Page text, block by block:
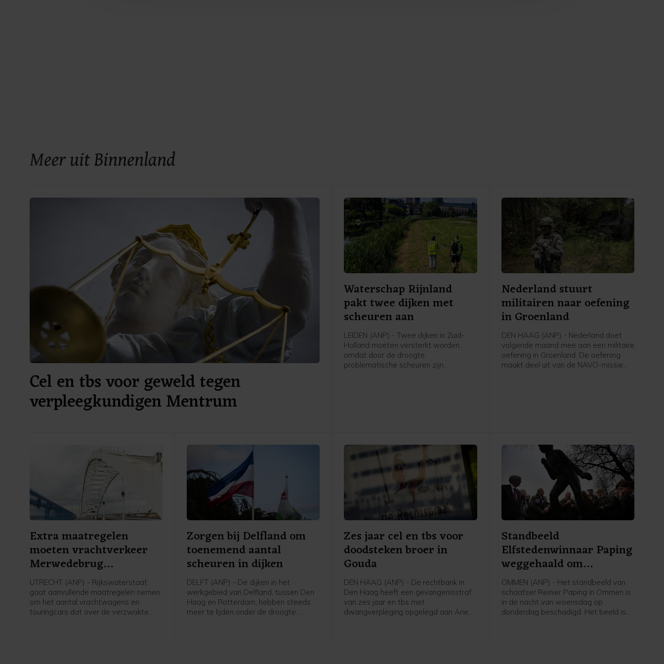
Meer uit Binnenland
Cel en tbs voor geweld tegen
verpleegkundigen Mentrum
Waterschap Rijnland
pakt twee dijken met
scheuren aan
LEIDEN (ANP) - Twee dijken in Zuid-
Holland moeten versterkt worden,
omdat door de droogte
problematische scheuren zijn
Nederland stuurt
militairen naar oefening
in Groenland
DEN HAAG (ANP) - Nederland doet
volgende maand mee aan een militaire
oefening in Groenland. De oefening
maakt deel uit van de NAVO-missie
Extra maatregelen
moeten vrachtverkeer
Merwedebrug
terugdringen
UTRECHT (ANP) - Rijkswaterstaat
gaat aanvullende maatregelen nemen
om het aantal vrachtwagens en
touringcars dat over de verzwakte
Zorgen bij Delfland om
toenemend aantal
scheuren in dijken
DELFT (ANP) - De dijken in het
werkgebied van Delfland, tussen Den
Haag en Rotterdam, hebben steeds
meer te lijden onder de droogte.
Zes jaar cel en tbs voor
doodsteken broer in
Gouda
DEN HAAG (ANP) - De rechtbank in
Den Haag heeft een gevangenisstraf
van zes jaar en tbs met
dwangverpleging opgelegd aan Arie
Standbeeld
Elfstedenwinnaar Paping
weggehaald om
beschadigingen
OMMEN (ANP) - Het standbeeld van
schaatser Reinier Paping in Ommen is
in de nacht van woensdag op
donderdag beschadigd. Het beeld is